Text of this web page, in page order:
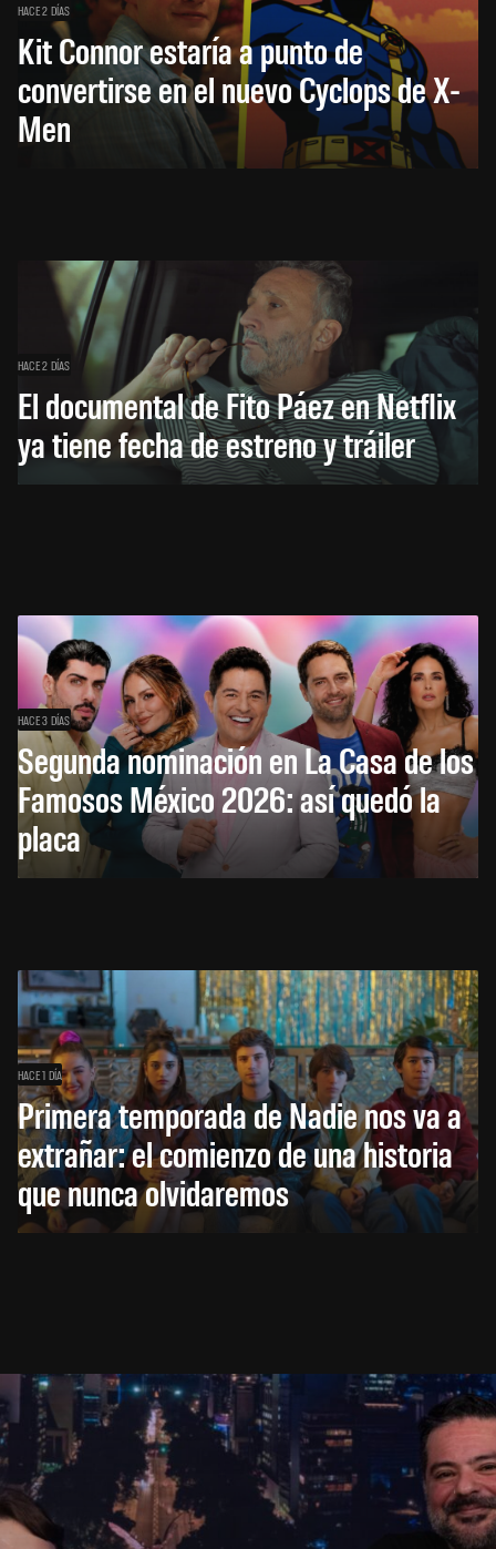
HACE 2 DÍAS
Kit Connor estaría a punto de
convertirse en el nuevo Cyclops de X-
Men
HACE 2 DÍAS
El documental de Fito Páez en Netflix
ya tiene fecha de estreno y tráiler
HACE 3 DÍAS
Segunda nominación en La Casa de los
Famosos México 2026: así quedó la
placa
HACE 1 DÍA
Primera temporada de Nadie nos va a
extrañar: el comienzo de una historia
que nunca olvidaremos